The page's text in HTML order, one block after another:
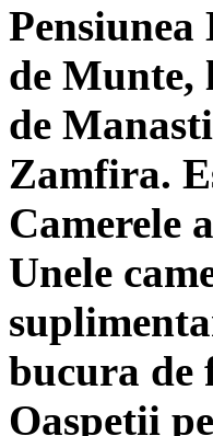
de Munte,
de
Zamfira.
Camerele
Unele
bucura de
Oaspetii